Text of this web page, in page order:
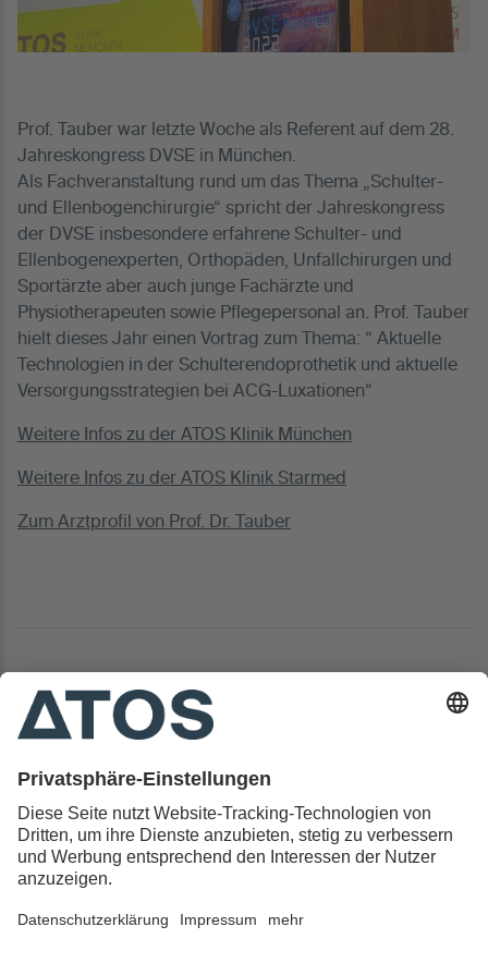
Prof. Tauber war letzte Woche als Referent auf dem 28.
Jahreskongress DVSE in München.
Als Fachveranstaltung rund um das Thema „Schulter-
und Ellenbogenchirurgie“ spricht der Jahreskongress
der DVSE insbesondere erfahrene Schulter- und
Ellenbogenexperten, Orthopäden, Unfallchirurgen und
Sportärzte aber auch junge Fachärzte und
Physiotherapeuten sowie Pflegepersonal an. Prof. Tauber
hielt dieses Jahr einen Vortrag zum Thema: “ Aktuelle
Technologien in der Schulterendoprothetik und aktuelle
Versorgungsstrategien bei ACG-Luxationen“
Weitere Infos zu der ATOS Klinik München
Weitere Infos zu der ATOS Klinik Starmed
Zum Arztprofil von Prof. Dr. Tauber
Kontakt & Rechtliches